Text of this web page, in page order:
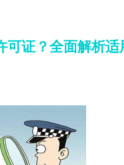
可证？全面解析适